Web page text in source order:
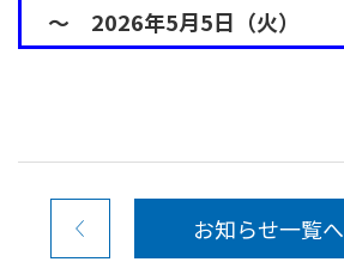
～ 2026年5月5日（火）
お知らせ一覧へ